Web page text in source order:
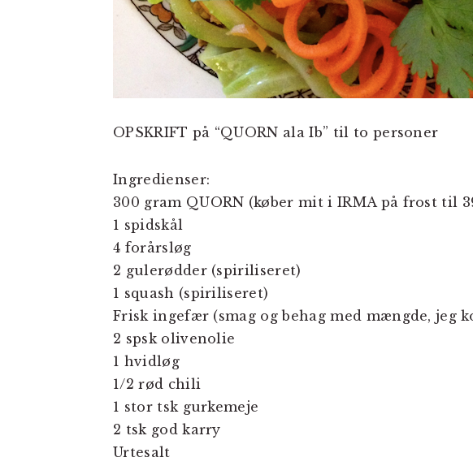
OPSKRIFT på “QUORN ala Ib” til to personer
Ingredienser:
300 gram QUORN (køber mit i IRMA på frost til
1 spidskål
4 forårsløg
2 gulerødder (spiriliseret)
1 squash (spiriliseret)
Frisk ingefær (smag og behag med mængde, jeg
2 spsk olivenolie
1 hvidløg
1/2 rød chili
1 stor tsk gurkemeje
2 tsk god karry
Urtesalt